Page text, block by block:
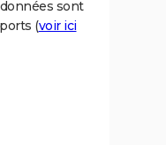
sont
(voir ici